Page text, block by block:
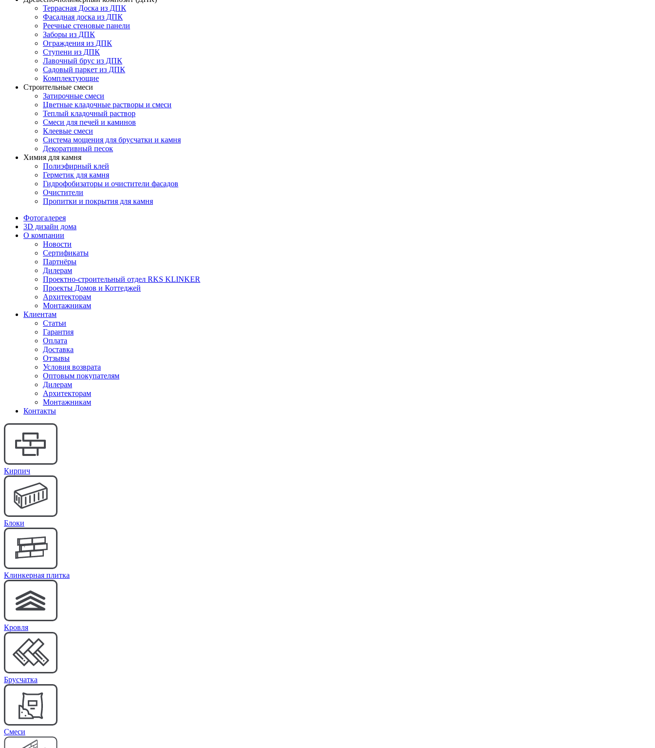
Террасная Доска из ДПК
Фасадная доска из ДПК
Реечные стеновые панели
Заборы из ДПК
Ограждения из ДПК
Ступени из ДПК
Лавочный брус из ДПК
Садовый паркет из ДПК
Комплектующие
Строительные смеси
Затирочные смеси
Цветные кладочные растворы и смеси
Теплый кладочный раствор
Смеси для печей и каминов
Клеевые смеси
Система мощения для брусчатки и камня
Декоративный песок
Химия для камня
Полиэфирный клей
Герметик для камня
Гидрофобизаторы и очистители фасадов
Очистители
Пропитки и покрытия для камня
Фотогалерея
3D дизайн дома
О компании
Новости
Сертификаты
Партнёры
Дилерам
Проектно-строительный отдел RKS KLINKER
Проекты Домов и Коттеджей
Архитекторам
Монтажникам
Клиентам
Статьи
Гарантия
Оплата
Доставка
Отзывы
Условия возврата
Оптовым покупателям
Дилерам
Архитекторам
Монтажникам
Контакты
Кирпич
Блоки
Клинкерная плитка
Кровля
Брусчатка
Cмеси